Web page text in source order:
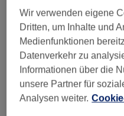
Dienstag
Mittwoch
Donnerstag
Freitag
Samstag
Sonntag
Muss man zum
Wir verwenden eigene
Dritten, um Inhalte und
Medienfunktionen
Datenverkehr zu
Informationen über die
unsere Partner für
Analysen weiter.